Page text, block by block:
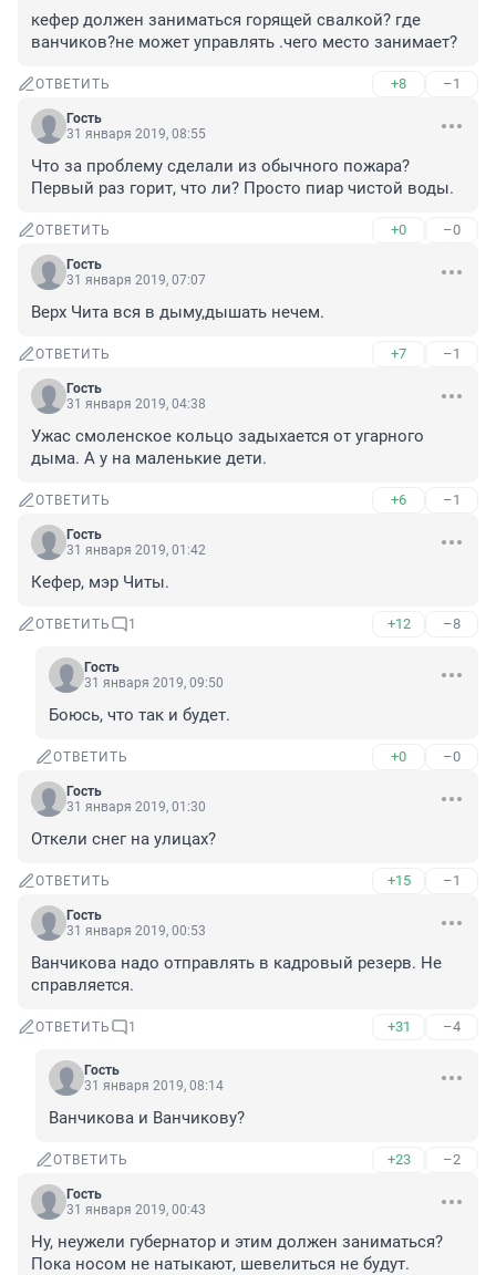
кефер должен заниматься горящей свалкой? где
ванчиков?не может управлять .чего место занимает?
ОТВЕТИТЬ +8 –1
Гость
31 января 2019, 08:55
Что за проблему сделали из обычного пожара?
Первый раз горит, что ли? Просто пиар чистой воды.
ОТВЕТИТЬ +0 –0
Гость
31 января 2019, 07:07
Верх Чита вся в дыму,дышать нечем.
ОТВЕТИТЬ +7 –1
Гость
31 января 2019, 04:38
Ужас смоленское кольцо задыхается от угарного
дыма. А у на маленькие дети.
ОТВЕТИТЬ +6 –1
Гость
31 января 2019, 01:42
Кефер, мэр Читы.
ОТВЕТИТЬ 1 +12 –8
Гость
31 января 2019, 09:50
Боюсь, что так и будет.
ОТВЕТИТЬ +0 –0
Гость
31 января 2019, 01:30
Откели снег на улицах?
ОТВЕТИТЬ +15 –1
Гость
31 января 2019, 00:53
Ванчикова надо отправлять в кадровый резерв. Не
справляется.
ОТВЕТИТЬ 1 +31 –4
Гость
31 января 2019, 08:14
Ванчикова и Ванчикову?
ОТВЕТИТЬ +23 –2
Гость
31 января 2019, 00:43
Ну, неужели губернатор и этим должен заниматься?
Пока носом не натыкают, шевелиться не будут.